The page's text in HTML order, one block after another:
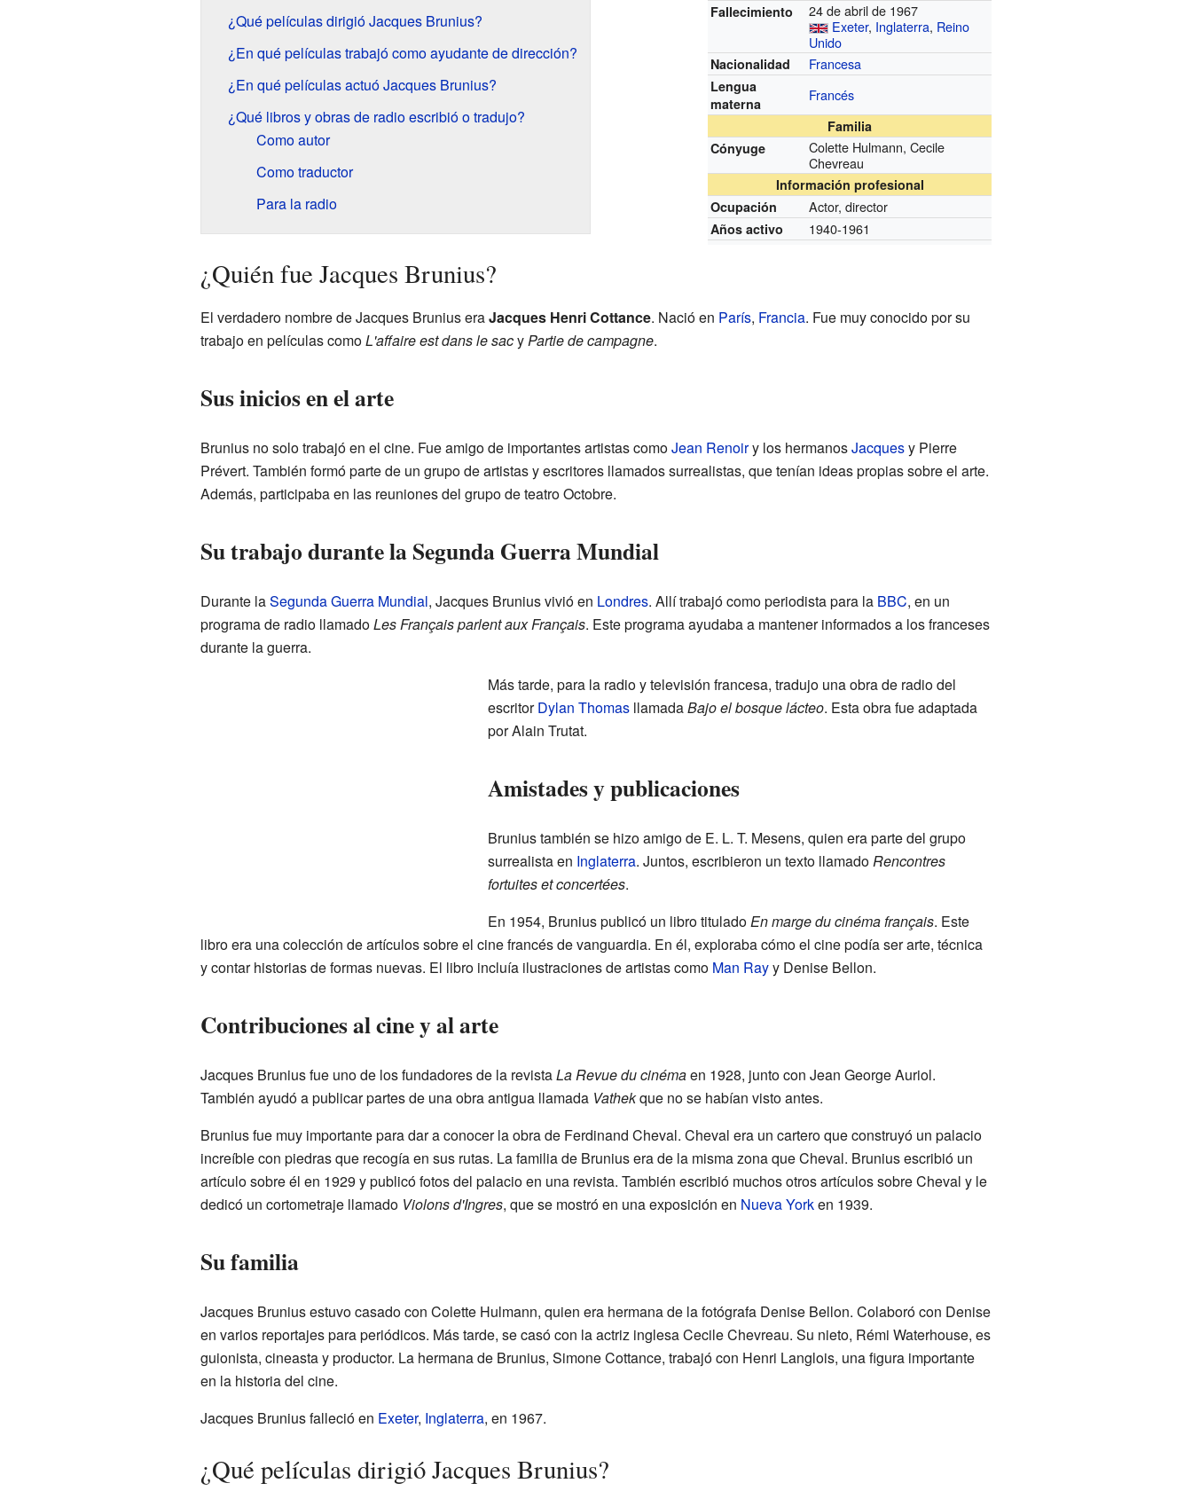
Fallecimiento
24 de abril de 1967
Exeter, Inglaterra, Reino
Unido
Nacionalidad Francesa
Lengua
materna
Francés
Familia
Cónyuge
Colette Hulmann, Cecile
Chevreau
Información profesional
Ocupación
Actor, director
Años activo 1940-1961
¿Qué películas dirigió Jacques Brunius?
¿En qué películas trabajó como ayudante de dirección?
¿En qué películas actuó Jacques Brunius?
¿Qué libros y obras de radio escribió o tradujo?
Como autor
Como traductor
Para la radio
¿Quién fue Jacques Brunius?
El verdadero nombre de Jacques Brunius eraJacques Henri Cottance. Nació en París, Francia. Fue muy conocido por su
trabajo en películas comoL'affaire est dans le sacyPartie de campagne.
Sus inicios en el arte
Brunius no solo trabajó en el cine. Fue amigo de importantes artistas comoJean Renoiry los hermanosJacquesy Pierre
Prévert. También formó parte de un grupo de artistas y escritores llamados surrealistas, que tenían ideas propias sobre el arte.
Además, participaba en las reuniones del grupo de teatro Octobre.
Su trabajo durante la Segunda Guerra Mundial
Durante laSegunda Guerra Mundial, Jacques Brunius vivió en Londres. Allí trabajó como periodista para la BBC, en un
programa de radio llamadoLes Français parlent aux Français. Este programa ayudaba a mantener informados a los franceses
durante la guerra.
Más tarde, para la radio y televisión francesa, tradujo una obra de radio del
escritorDylan ThomasllamadaBajo el bosque lácteo. Esta obra fue adaptada
por Alain Trutat.
Amistades y publicaciones
Brunius también se hizo amigo de E. L. T. Mesens, quien era parte del grupo
surrealista en Inglaterra. Juntos, escribieron un texto llamadoRencontres
fortuites et concertées.
En 1954, Brunius publicó un libro tituladoEn marge du cinéma français. Este
libro era una colección de artículos sobre el cine francés de vanguardia. En él, exploraba cómo el cine podía ser arte, técnica
y contar historias de formas nuevas. El libro incluía ilustraciones de artistas como Man Rayy Denise Bellon.
Contribuciones al cine y al arte
Jacques Brunius fue uno de los fundadores de la revistaLa Revue du cinémaen 1928, junto con Jean George Auriol.
También ayudó a publicar partes de una obra antigua llamada Vathekque no se habían visto antes.
Brunius fue muy importante para dar a conocer la obra de Ferdinand Cheval. Cheval era un cartero que construyó un palacio
increíble con piedras que recogía en sus rutas. La familia de Brunius era de la misma zona que Cheval. Brunius escribió un
artículo sobre él en 1929 y publicó fotos del palacio en una revista. También escribió muchos otros artículos sobre Cheval y le
dedicó un cortometraje llamado Violons d'Ingres, que se mostró en una exposición en Nueva Yorken 1939.
Su familia
Jacques Brunius estuvo casado con Colette Hulmann, quien era hermana de la fotógrafa Denise Bellon. Colaboró con Denise
en varios reportajes para periódicos. Más tarde, se casó con la actriz inglesa Cecile Chevreau. Su nieto, Rémi Waterhouse, es
guionista, cineasta y productor. La hermana de Brunius, Simone Cottance, trabajó con Henri Langlois, una figura importante
en la historia del cine.
Jacques Brunius falleció en Exeter, Inglaterra, en 1967.
¿Qué películas dirigió Jacques Brunius?